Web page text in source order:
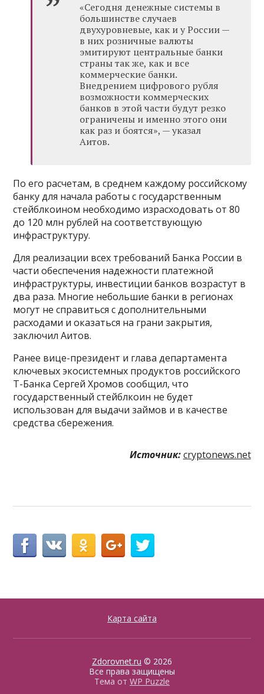
«Сегодня денежные системы в
большинстве случаев
двухуровневые, как и у России —
в них розничные валюты
эмитируют центральные банки
страны так же, как и все
коммерческие банки.
Внедрением цифрового рубля
возможности коммерческих
банков в этой части будут резко
ограничены и именно этого они
как раз и боятся», — указал
Аитов.
По его расчетам, в среднем каждому российскому
банку для начала работы с государственным
стейблкоином необходимо израсходовать от 80
до 120 млн рублей на соответствующую
инфраструктуру.
Для реализации всех требований Банка России в
части обеспечения надежности платежной
инфраструктуры, инвестиции банков возрастут в
два раза. Многие небольшие банки в регионах
могут не справиться с дополнительными
расходами и оказаться на грани закрытия,
заключил Аитов.
Ранее вице-президент и глава департамента
ключевых экосистемных продуктов российского
Т-Банка Сергей Хромов сообщил, что
государственный стейблкоин не будет
использован для выдачи займов и в качестве
средства сбережения.
Источник: cryptonews.net
Карта сайта
Zdorovnet.ru © 2026
Все права защищены
Тема от WP Puzzle